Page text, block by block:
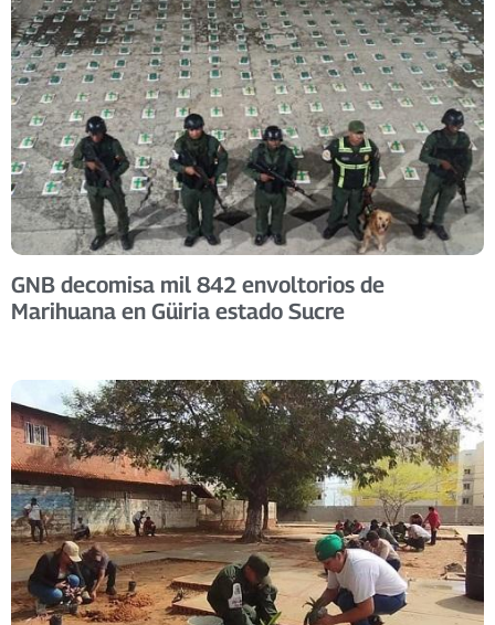
GNB decomisa mil 842 envoltorios de
Marihuana en Güiria estado Sucre